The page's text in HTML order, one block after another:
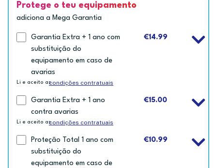
Protege o teu equipamento
adiciona a Mega Garantia
Garantia Extra + 1 ano com
substituição do
equipamento em caso de
avarias
€14.99
Li e aceito ascondições contratuais
Garantia Extra + 1 ano
contra avarias
€15.00
Li e aceito ascondições contratuais
Proteção Total 1 ano com
substituição do
equipamento em caso de
€10.99